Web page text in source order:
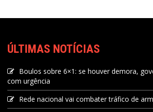
ÚLTIMAS NOTÍCIAS
Boulos sobre 6×1: se houver demora,
com urgência
Rede nacional vai combater tráfico de